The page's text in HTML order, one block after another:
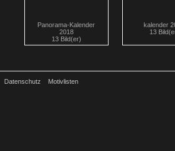
Panorama-Kalender
2018
13 Bild(er)
kalender
13
Datenschutz Motivlisten